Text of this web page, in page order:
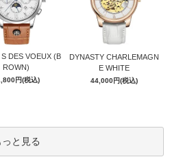
DES VOEUX (B
ROWN)
円(税込)
DYNASTY CHARLEMAGN
E WHITE
44,000円(税込)
っと見る